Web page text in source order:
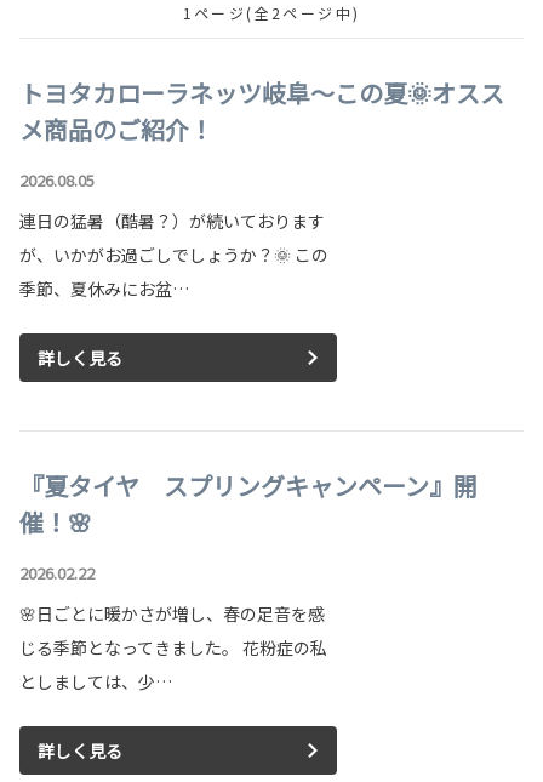
1ページ(全2ページ中)
トヨタカローラネッツ岐阜～この夏🌞オスス
メ商品のご紹介！
2026.08.05
連日の猛暑（酷暑？）が続いております
が、いかがお過ごしでしょうか？🌞 この
季節、夏休みにお盆…
詳しく見る
『夏タイヤ スプリングキャンペーン』開
催！🌸
2026.02.22
🌸日ごとに暖かさが増し、春の足音を感
じる季節となってきました。 花粉症の私
としましては、少…
詳しく見る